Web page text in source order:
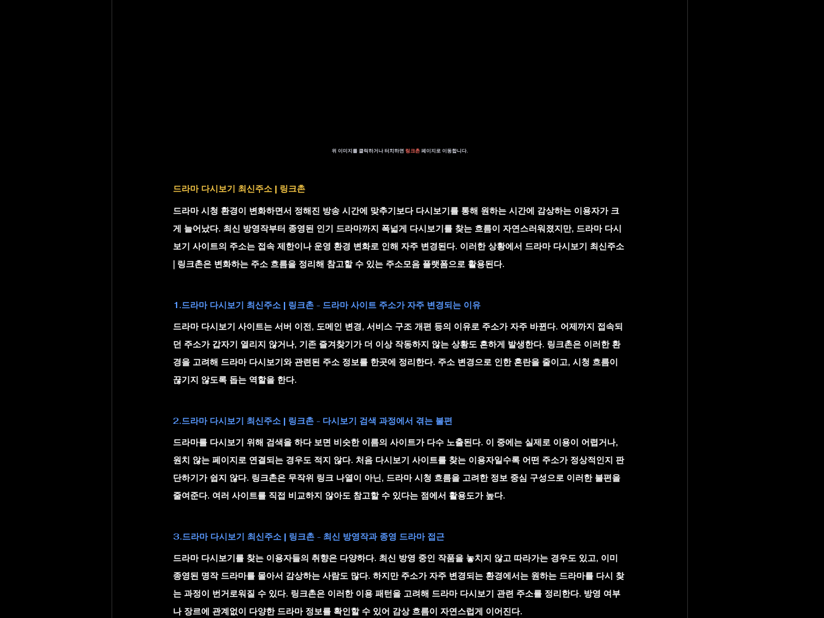
위 이미지를 클릭하거나 터치하면 링크촌 페이지로 이동합니다.
드라마 다시보기 최신주소 | 링크촌
드라마 시청 환경이 변화하면서 정해진 방송 시간에 맞추기보다 다시보기를 통해 원하는 시간에 감상하는 이용자가 크
게 늘어났다. 최신 방영작부터 종영된 인기 드라마까지 폭넓게 다시보기를 찾는 흐름이 자연스러워졌지만, 드라마 다시
보기 사이트의 주소는 접속 제한이나 운영 환경 변화로 인해 자주 변경된다. 이러한 상황에서 드라마 다시보기 최신주소
| 링크촌은 변화하는 주소 흐름을 정리해 참고할 수 있는 주소모음 플랫폼으로 활용된다.
1.드라마 다시보기 최신주소 | 링크촌 - 드라마 사이트 주소가 자주 변경되는 이유
드라마 다시보기 사이트는 서버 이전, 도메인 변경, 서비스 구조 개편 등의 이유로 주소가 자주 바뀐다. 어제까지 접속되
던 주소가 갑자기 열리지 않거나, 기존 즐겨찾기가 더 이상 작동하지 않는 상황도 흔하게 발생한다. 링크촌은 이러한 환
경을 고려해 드라마 다시보기와 관련된 주소 정보를 한곳에 정리한다. 주소 변경으로 인한 혼란을 줄이고, 시청 흐름이
끊기지 않도록 돕는 역할을 한다.
2.드라마 다시보기 최신주소 | 링크촌 - 다시보기 검색 과정에서 겪는 불편
드라마를 다시보기 위해 검색을 하다 보면 비슷한 이름의 사이트가 다수 노출된다. 이 중에는 실제로 이용이 어렵거나,
원치 않는 페이지로 연결되는 경우도 적지 않다. 처음 다시보기 사이트를 찾는 이용자일수록 어떤 주소가 정상적인지 판
단하기가 쉽지 않다. 링크촌은 무작위 링크 나열이 아닌, 드라마 시청 흐름을 고려한 정보 중심 구성으로 이러한 불편을
줄여준다. 여러 사이트를 직접 비교하지 않아도 참고할 수 있다는 점에서 활용도가 높다.
3.드라마 다시보기 최신주소 | 링크촌 - 최신 방영작과 종영 드라마 접근
드라마 다시보기를 찾는 이용자들의 취향은 다양하다. 최신 방영 중인 작품을 놓치지 않고 따라가는 경우도 있고, 이미
종영된 명작 드라마를 몰아서 감상하는 사람도 많다. 하지만 주소가 자주 변경되는 환경에서는 원하는 드라마를 다시 찾
는 과정이 번거로워질 수 있다. 링크촌은 이러한 이용 패턴을 고려해 드라마 다시보기 관련 주소를 정리한다. 방영 여부
나 장르에 관계없이 다양한 드라마 정보를 확인할 수 있어 감상 흐름이 자연스럽게 이어진다.